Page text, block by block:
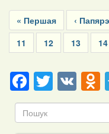
Pagination
First
page
« Першая
Previous
page
‹
Page
11 Page
12 Page
13 14
Twitter
VK